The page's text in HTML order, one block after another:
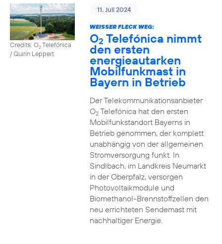
Credits: O2Telefónica
/ Quirin Leppert
11. Juli 2024
WEISSER FLECK WEG:
O2 Telefónica nimmt
den ersten
energieautarken
Mobilfunkmast in
Bayern in Betrieb
Der Telekommunikationsanbieter
O2Telefónica hat den ersten
Mobilfunkstandort Bayerns in
Betrieb genommen, der komplett
unabhängig von der allgemeinen
Stromversorgung funkt. In
Sindlbach, im Landkreis Neumarkt
in der Oberpfalz, versorgen
Photovoltaikmodule und
Biomethanol-Brennstoffzellen den
neu errichteten Sendemast mit
nachhaltiger Energie.